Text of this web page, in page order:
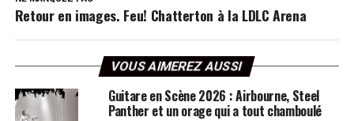
Retour en images. Feu! Chatterton à la LDLC Arena
VOUS AIMEREZ AUSSI
Guitare en Scène 2026 : Airbourne, Steel
Panther et un orage qui a tout chamboulé